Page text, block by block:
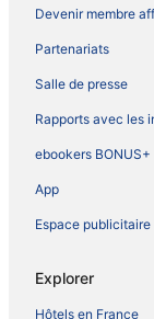
Devenir membre
Partenariats
Salle de presse
Rapports avec les
ebookers BONUS+
App
Espace publicitaire
Explorer
Hôtels en France